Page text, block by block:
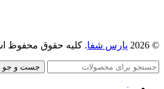
پارس شفا . کلیه حقوق محفوظ است
جست و جو